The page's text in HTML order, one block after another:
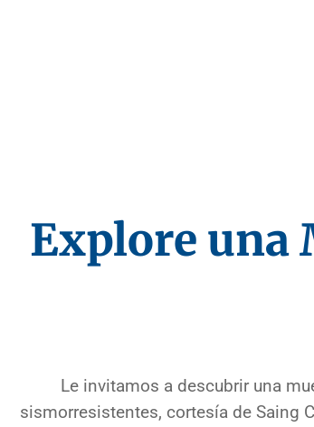
Explore una
Le invitamos a descubrir una
sismorresistentes, cortesía de Saing